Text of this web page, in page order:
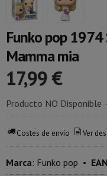
Funko pop 1974
Mamma mia
17,99 €
Producto NO Disponible
Costes de envío Ver
Marca: Funko pop •